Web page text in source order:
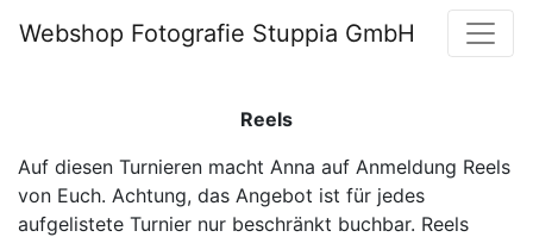
Webshop Fotografie Stuppia GmbH
Reels
Auf diesen Turnieren macht Anna auf Anmeldung Reels
von Euch. Achtung, das Angebot ist für jedes
aufgelistete Turnier nur beschränkt buchbar. Reels